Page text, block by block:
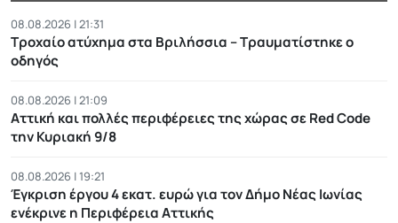
08.08.2026 | 21:31
Τροχαίο ατύχημα στα Βριλήσσια – Τραυματίστηκε ο
οδηγός
08.08.2026 | 21:09
Αττική και πολλές περιφέρειες της χώρας σε Red Code
την Κυριακή 9/8
08.08.2026 | 19:21
Έγκριση έργου 4 εκατ. ευρώ για τον Δήμο Νέας Ιωνίας
ενέκρινε η Περιφέρεια Αττικής